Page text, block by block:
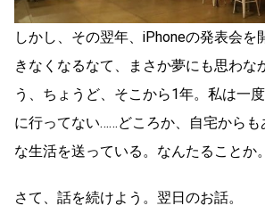
しかし、その翌年、iPhoneの発表会を
きなくなるなて、まさか夢にも思わな
う、ちょうど、そこから1年。私は一
に行ってない……どころか、自宅からも
な生活を送っている。なんたることか。
さて、話を続けよう。翌日のお話。